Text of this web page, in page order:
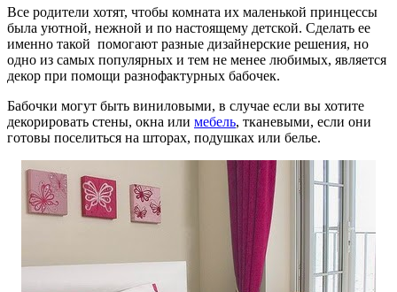
Все родители хотят, чтобы комната их маленькой принцессы
была уютной, нежной и по настоящему детской. Сделать ее
именно такой помогают разные дизайнерские решения, но
одно из самых популярных и тем не менее любимых, является
декор при помощи разнофактурных бабочек.
Бабочки могут быть виниловыми, в случае если вы хотите
декорировать стены, окна или мебель, тканевыми, если они
готовы поселиться на шторах, подушках или белье.